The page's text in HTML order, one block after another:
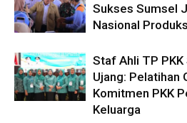
Sukses Sumsel
Nasional
Staf Ahli TP
Ujang: Pelatihan
Komitmen PKK
Keluarga